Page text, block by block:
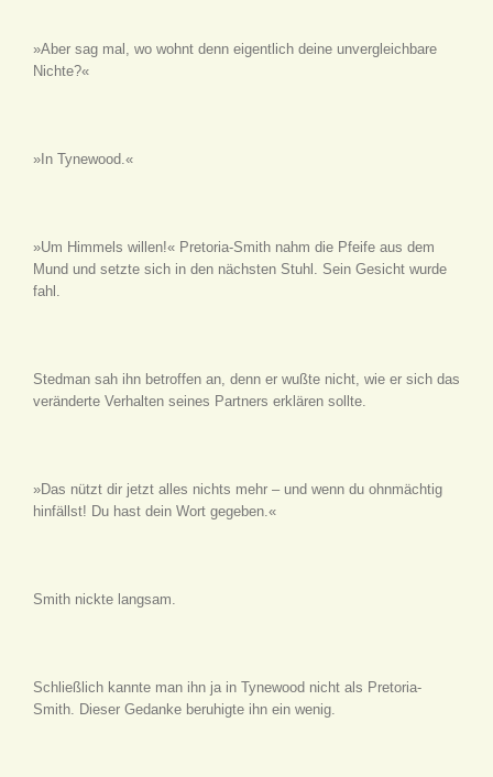
»Aber sag mal, wo wohnt denn eigentlich deine unvergleichbare
Nichte?«
»In Tynewood.«
»Um Himmels willen!« Pretoria-Smith nahm die Pfeife aus dem
Mund und setzte sich in den nächsten Stuhl. Sein Gesicht wurde
fahl.
Stedman sah ihn betroffen an, denn er wußte nicht, wie er sich das
veränderte Verhalten seines Partners erklären sollte.
»Das nützt dir jetzt alles nichts mehr – und wenn du ohnmächtig
hinfällst! Du hast dein Wort gegeben.«
Smith nickte langsam.
Schließlich kannte man ihn ja in Tynewood nicht als Pretoria-
Smith. Dieser Gedanke beruhigte ihn ein wenig.